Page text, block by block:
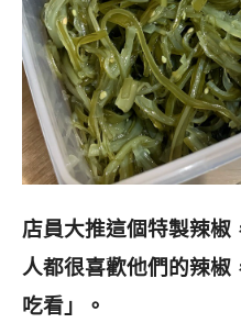
店員大推這個特製辣椒
人都很喜歡他們的辣椒
吃看」
。